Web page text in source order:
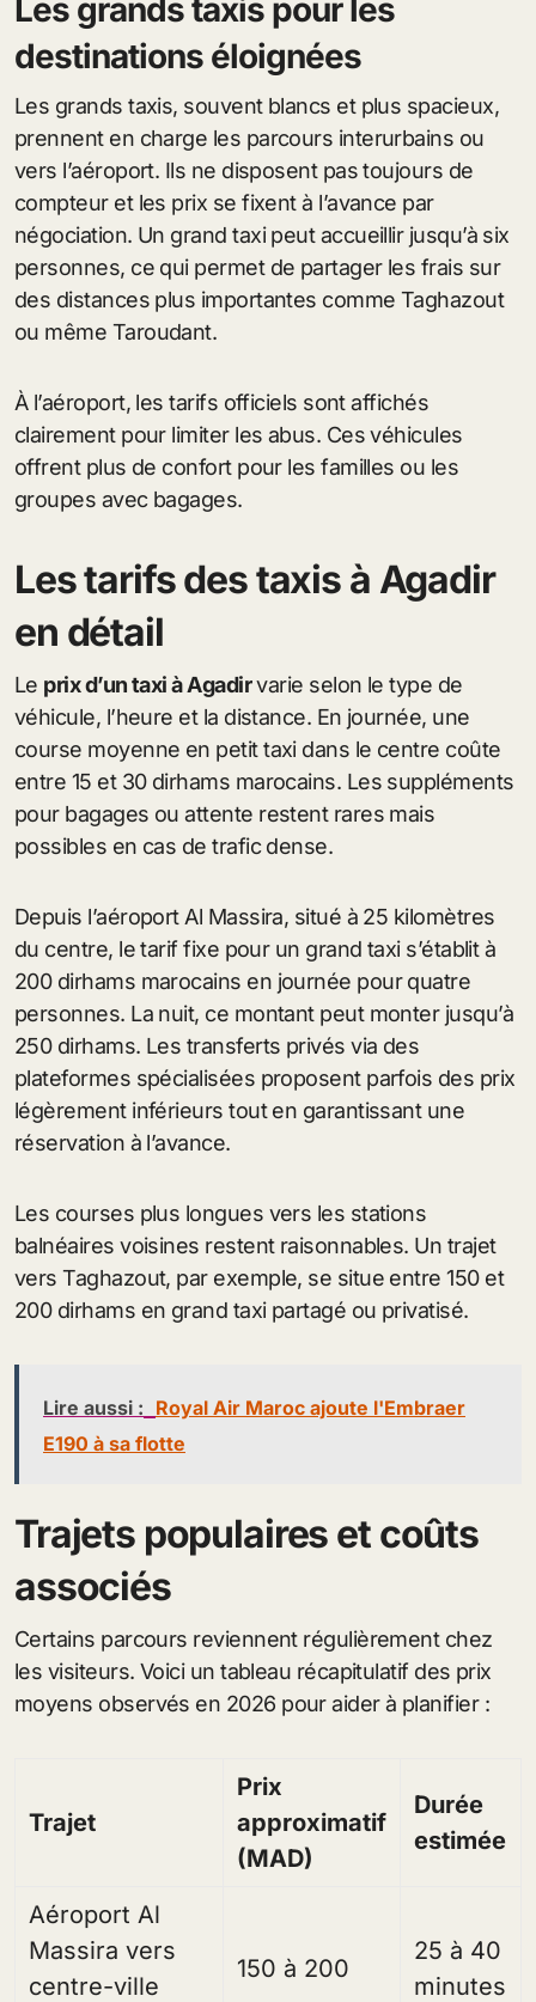
Les grands taxis pour les
destinations éloignées
Les grands taxis, souvent blancs et plus spacieux,
prennent en charge les parcours interurbains ou
vers l’aéroport. Ils ne disposent pas toujours de
compteur et les prix se fixent à l’avance par
négociation. Un grand taxi peut accueillir jusqu’à six
personnes, ce qui permet de partager les frais sur
des distances plus importantes comme Taghazout
ou même Taroudant.
À l’aéroport, les tarifs officiels sont affichés
clairement pour limiter les abus. Ces véhicules
offrent plus de confort pour les familles ou les
groupes avec bagages.
Les tarifs des taxis à Agadir
en détail
Le prix d’un taxi à Agadirvarie selon le type de
véhicule, l’heure et la distance. En journée, une
course moyenne en petit taxi dans le centre coûte
entre 15 et 30 dirhams marocains. Les suppléments
pour bagages ou attente restent rares mais
possibles en cas de trafic dense.
Depuis l’aéroport Al Massira, situé à 25 kilomètres
du centre, le tarif fixe pour un grand taxi s’établit à
200 dirhams marocains en journée pour quatre
personnes. La nuit, ce montant peut monter jusqu’à
250 dirhams. Les transferts privés via des
plateformes spécialisées proposent parfois des prix
légèrement inférieurs tout en garantissant une
réservation à l’avance.
Les courses plus longues vers les stations
balnéaires voisines restent raisonnables. Un trajet
vers Taghazout, par exemple, se situe entre 150 et
200 dirhams en grand taxi partagé ou privatisé.
Lire aussi : Royal Air Maroc ajoute l'Embraer
E190 à sa flotte
Trajets populaires et coûts
associés
Certains parcours reviennent régulièrement chez
les visiteurs. Voici un tableau récapitulatif des prix
moyens observés en 2026 pour aider à planifier :
Trajet
Prix
approximatif
(MAD)
Durée
estimée
Aéroport Al
Massira vers
centre-ville
150 à 200
25 à 40
minutes